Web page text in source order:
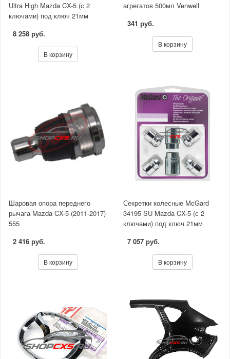
Ultra High Mazda CX-5 (с 2
ключами) под ключ 21мм
8 258 руб.
В корзину
агрегатов 500мл Venwell
341 руб.
В корзину
Шаровая опора переднего
рычага Mazda CX-5 (2011-2017)
555
2 416 руб.
В корзину
Секретки колесные McGard
34195 SU Mazda CX-5 (с 2
ключами) под ключ 21мм
7 057 руб.
В корзину